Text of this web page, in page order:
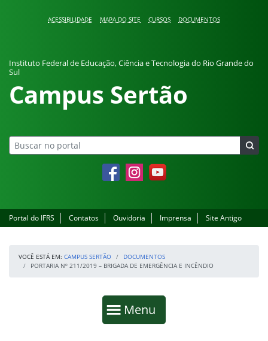
ACESSIBILIDADE MAPA DO SITE CURSOS DOCUMENTOS
Instituto Federal de Educação, Ciência e Tecnologia do Rio Grande do
Sul
Campus Sertão
FacebookInstagramYouTube
Portal do IFRS Contatos Ouvidoria Imprensa Site Antigo
VOCÊ ESTÁ EM: CAMPUS SERTÃO
DOCUMENTOS
PORTARIA Nº 211/2019 – BRIGADA DE EMERGÊNCIA E INCÊNDIO
Mostrar
Menu